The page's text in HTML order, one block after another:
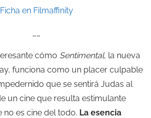
Ficha en Filmaffinity
cómo Sentimental, la nueva
funciona como un placer culpable
que se sentirá Judas al
un cine que resulta estimulante
es cine del todo. La esencia